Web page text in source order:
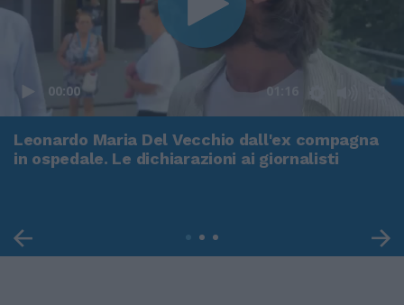
00:00 01:16
Leonardo Maria Del Vecchio dall'ex compagna
in ospedale. Le dichiarazioni ai giornalisti